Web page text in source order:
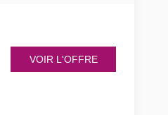
VOIR L'OFFRE